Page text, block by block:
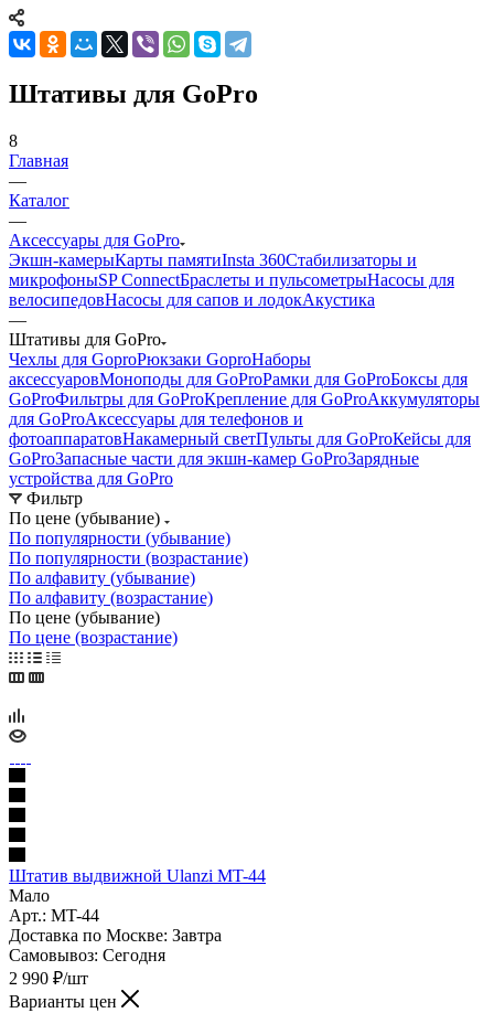
Штативы для GoPro
8
Главная
—
Каталог
—
Аксессуары для GoPro
Экшн-камерыКарты памятиInsta 360Стабилизаторы и
микрофоныSP ConnectБраслеты и пульсометрыНасосы для
велосипедовНасосы для сапов и лодокАкустика
—
Штативы для GoPro
Чехлы для GoproРюкзаки GoproНаборы
аксессуаровМоноподы для GoProРамки для GoProБоксы для
GoProФильтры для GoProКрепление для GoProАккумуляторы
для GoProАксессуары для телефонов и
фотоаппаратовНакамерный светПульты для GoProКейсы для
GoProЗапасные части для экшн-камер GoProЗарядные
устройства для GoPro
Фильтр
По цене (убывание)
По популярности (убывание)
По популярности (возрастание)
По алфавиту (убывание)
По алфавиту (возрастание)
По цене (убывание)
По цене (возрастание)
Штатив выдвижной Ulanzi MT-44
Мало
Арт.: MT-44
Доставка по Москве: Завтра
Самовывоз: Сегодня
2 990 ₽/шт
Варианты цен